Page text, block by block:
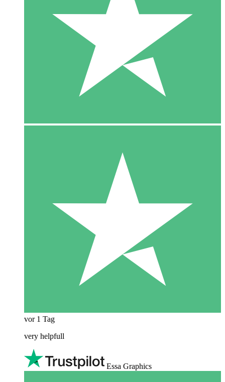
vor 1 Tag
very helpfull
Essa Graphics